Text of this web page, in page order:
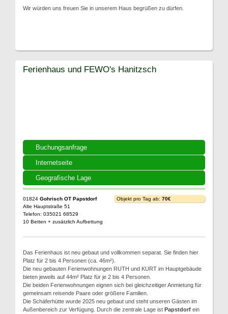
Wir würden uns freuen Sie in unserem Haus begrüßen zu dürfen.
Buchungsanfrage
Internetseite
Geografische Lage
Ferienhaus und FEWO's Hanitzsch
01824 Gohrisch OT Papstdorf
Alte Hauptstraße 51
Telefon: 035021 68529
10 Betten + zusätzlich Aufbettung
Objekt pro Tag ab: 70€
Das Ferienhaus ist neu gebaut und vollkommen separat. Sie finden hier
Platz für 2 bis 4 Personen (ca. 46m²).
Die neu gebauten Ferienwohnungen RUTH und KURT im Hauptgebäude
bieten jeweils auf 44m² Platz für je 2 bis 4 Personen.
Die beiden Ferienwohnungen eignen sich bei gleichzeitiger Anmietung für
gemeinsam reisende Paare oder größere Familien.
Die Schäferhütte wurde 2025 neu gebaut und steht unseren Gästen im
Außenbereich zur Verfügung. Durch die zentrale Lage ist Papstdorf ein